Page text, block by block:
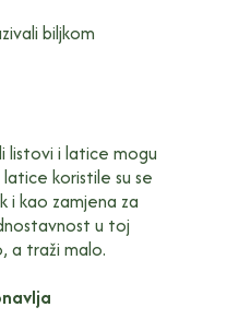
biljkom
listovi i latice mogu
koristile su se
i kao zamjena za
u toj
a traži malo.